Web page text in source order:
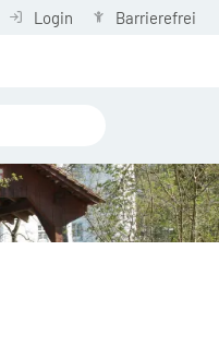
Login Barrierefrei